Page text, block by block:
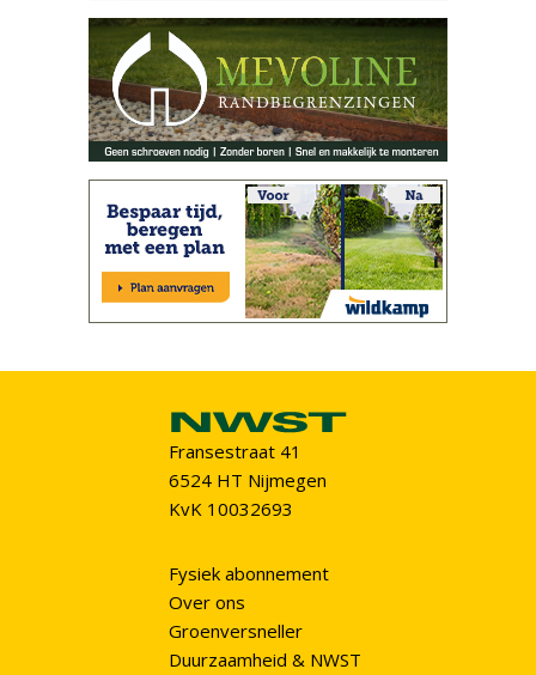
Fransestraat 41
6524 HT Nijmegen
KvK 10032693
Fysiek abonnement
Over ons
Groenversneller
Duurzaamheid & NWST